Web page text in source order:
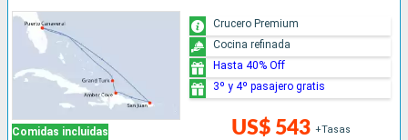
Comidas incluidas US$ 543 +Tasas
Crucero Premium
Cocina refinada
Hasta 40% Off
3º y 4º pasajero gratis